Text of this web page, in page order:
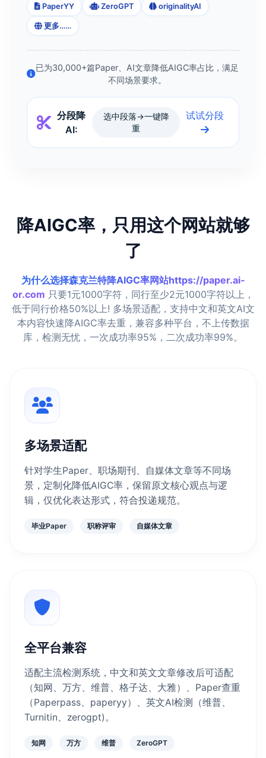
PaperYY ZeroGPT originalityAI
更多……
已为30,000+篇Paper、AI文章降低AIGC率占比，满足
不同场景要求。
分段降
AI:
选中段落→一键降
重
试试分段
降AIGC率，只用这个网站就够
了
为什么选择森克兰特降AIGC率网站https://paper.ai-
or.com 只要1元1000字符，同行至少2元1000字符以上，
低于同行价格50%以上! 多场景适配，支持中文和英文AI文
本内容快速降AIGC率去重，兼容多种平台，不上传数据
库，检测无忧，一次成功率95%，二次成功率99%。
多场景适配
针对学生Paper、职场期刊、自媒体文章等不同场
景，定制化降低AIGC率，保留原文核心观点与逻
辑，仅优化表达形式，符合投递规范。
毕业Paper 职称评审 自媒体文章
全平台兼容
适配主流检测系统，中文和英文文章修改后可适配
（知网、万方、维普、格子达、大雅）、Paper查重
（Paperpass、paperyy）、英文AI检测（维普、
Turnitin、zerogpt)。
知网 万方 维普 ZeroGPT